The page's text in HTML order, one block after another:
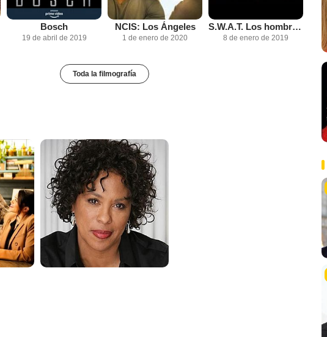
Bosch
19 de abril de 2019
NCIS: Los Ángeles
1 de enero de 2020
S.W.A.T. Los hombres de Harrelson
8 de enero de 2019
Toda la filmografía